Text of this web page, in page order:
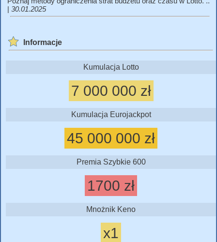
| 30.01.2025
Informacje
Kumulacja Lotto
7 000 000 zł
Kumulacja Eurojackpot
45 000 000 zł
Premia Szybkie 600
1700 zł
Mnożnik Keno
x1